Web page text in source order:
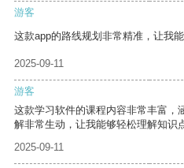
游客
这款app的路线规划非常精准，让我
2025-09-11
游客
这款学习软件的课程内容非常丰富，
解非常生动，让我能够轻松理解知识
2025-09-11